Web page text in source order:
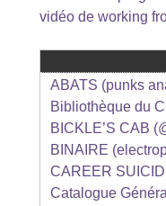
vidéo de working
ABATS (punks
Bibliothèque du
BICKLE’S CAB
BINAIRE
CAREER
Catalogue